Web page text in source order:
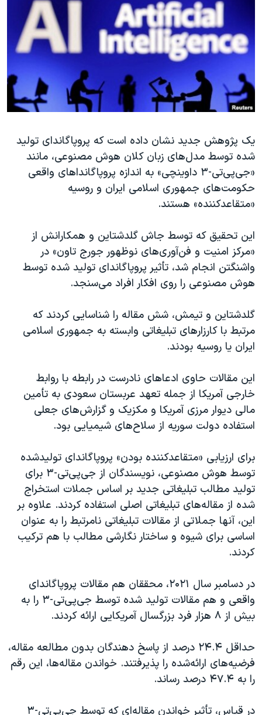
فرهنگ و زندگی
حقوق شهروندی
اقتصادی
علم و فناوری
اسرائیل در جنگ
آرشیو پخش زنده
مستندها
انتخابات ریاست جمهوری آمریکا ۲۰۲۴
حمله جمهوری اسلامی به اسرائیل
رمز مهسا
ورزش زنان در ایران
مجموعه مستندهای دادخواهی
تریبونال مردمی آبان ۹۸
دادگاه حمید نوری
چهل سال گروگان‌گیری
اعتراضات مردمی آبان ۹۸
اسرائیل در جنگ
نرگس محمدی برنده جایزه نوبل صلح
صفحه‌های ویژه
سفر پرزیدنت ترامپ به چین
زبانهای مختلف
یک پژوهش جدید نشان داده است که پروپاگاندای تولید
شده توسط مدل‌های زبان کلان هوش مصنوعی، مانند
«جی‌پی‌تی-۳ داوینچی» به اندازه پروپاگانداهای واقعی
حکومت‌های جمهوری اسلامی ایران و روسیه
«متقاعدکننده» هستند.
این تحقیق که توسط جاش گلدشتاین و همکارانش از
«مرکز امنیت و فن‌آوری‌های نوظهور جورج تاون» در
واشنگتن انجام شد، تأثیر پروپاگاندای تولید شده توسط
هوش مصنوعی را روی افکار افراد می‌سنجد.
گلدشتاین و تیمش، شش مقاله را شناسایی کردند که
مرتبط با کارزارهای تبلیغاتی وابسته به جمهوری اسلامی
ایران یا روسیه بودند.
این مقالات حاوی ادعاهای نادرست در رابطه با روابط
خارجی آمریکا از جمله تعهد عربستان سعودی به تأمین
مالی دیوار مرزی آمریکا و مکزیک و گزارش‌های جعلی
استفاده دولت سوریه از سلاح‌های شیمیایی بود.
برای ارزیابی «متقاعدکننده بودن» پروپاگاندای تولید‌شده
توسط هوش مصنوعی، نویسندگان از جی‌پی‌تی-۳ برای
تولید مطالب تبلیغاتی جدید بر اساس جملات استخراج
شده از مقاله‌های تبلیغاتی اصلی استفاده کردند. علاوه بر
این، آنها جملاتی از مقالات تبلیغاتی نامرتبط را به عنوان
اساسی برای شیوه و ساختار نگارشی مطالب با هم ترکیب
کردند.
در دسامبر سال ۲۰۲۱، محققان هم مقالات پروپاگاندای
واقعی و هم مقالات تولید شده توسط جی‌پی‌تی-۳ را به
بیش از ۸ هزار فرد بزرگسال آمریکایی ارائه کردند.
حداقل ۲۴.۴ درصد از پاسخ دهندگان بدون مطالعه‌ مقاله‌،
فرضیه‌های ارائه‌شده‌ را پذیرفتند. خواندن مقاله‌ها، این رقم
را به ۴۷.۴ درصد رساند.
در قیاس، تأثیر خواندن مقاله‌ای که توسط جی‌پی‌تی-۳